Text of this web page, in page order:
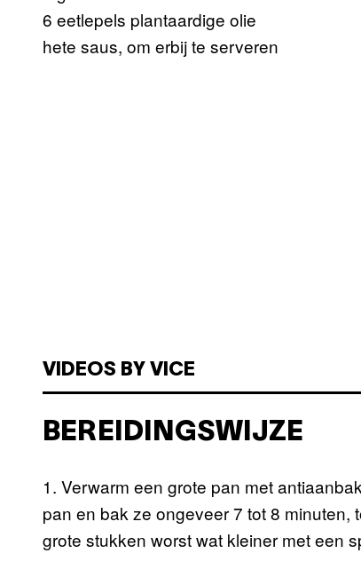
6 eetlepels plantaardige olie
hete saus, om erbij te serveren
VIDEOS BY VICE
BEREIDINGSWIJZE
1. Verwarm een grote pan met
pan en bak ze ongeveer 7 tot 8
grote stukken worst wat kleiner met een